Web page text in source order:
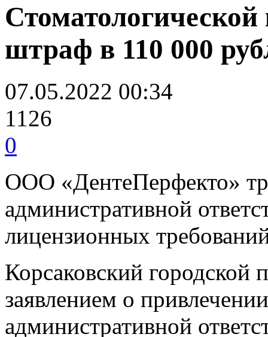
штраф в 110 000
07.05.2022 00:34
1126
0
ООО «ДентеПерфекто»
административной
лицензионных
Корсаковский городской
заявлением о
административной